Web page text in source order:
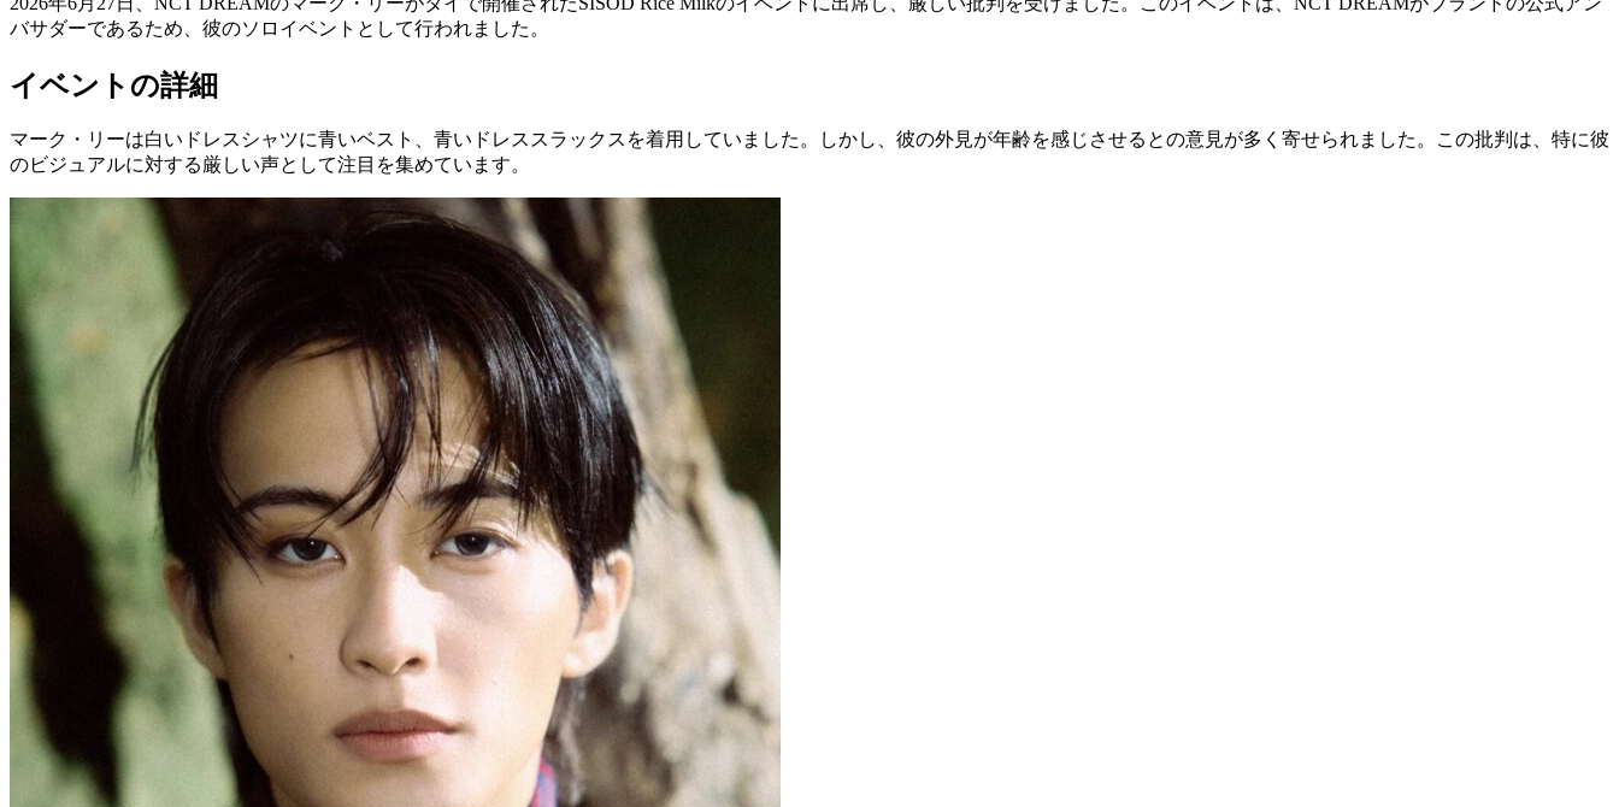
バサダーであるため、彼のソロイベントとして行われました。
イベントの詳細
マーク・リーは白いドレスシャツに青いベスト、青いドレススラックスを着用していました。しかし、彼の外見が年齢を感じさせるとの意見が多く寄せられました。この批判は、特に彼
のビジュアルに対する厳しい声として注目を集めています。